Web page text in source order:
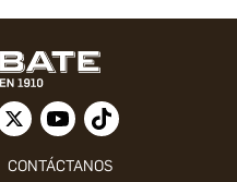
CONTÁCTANOS